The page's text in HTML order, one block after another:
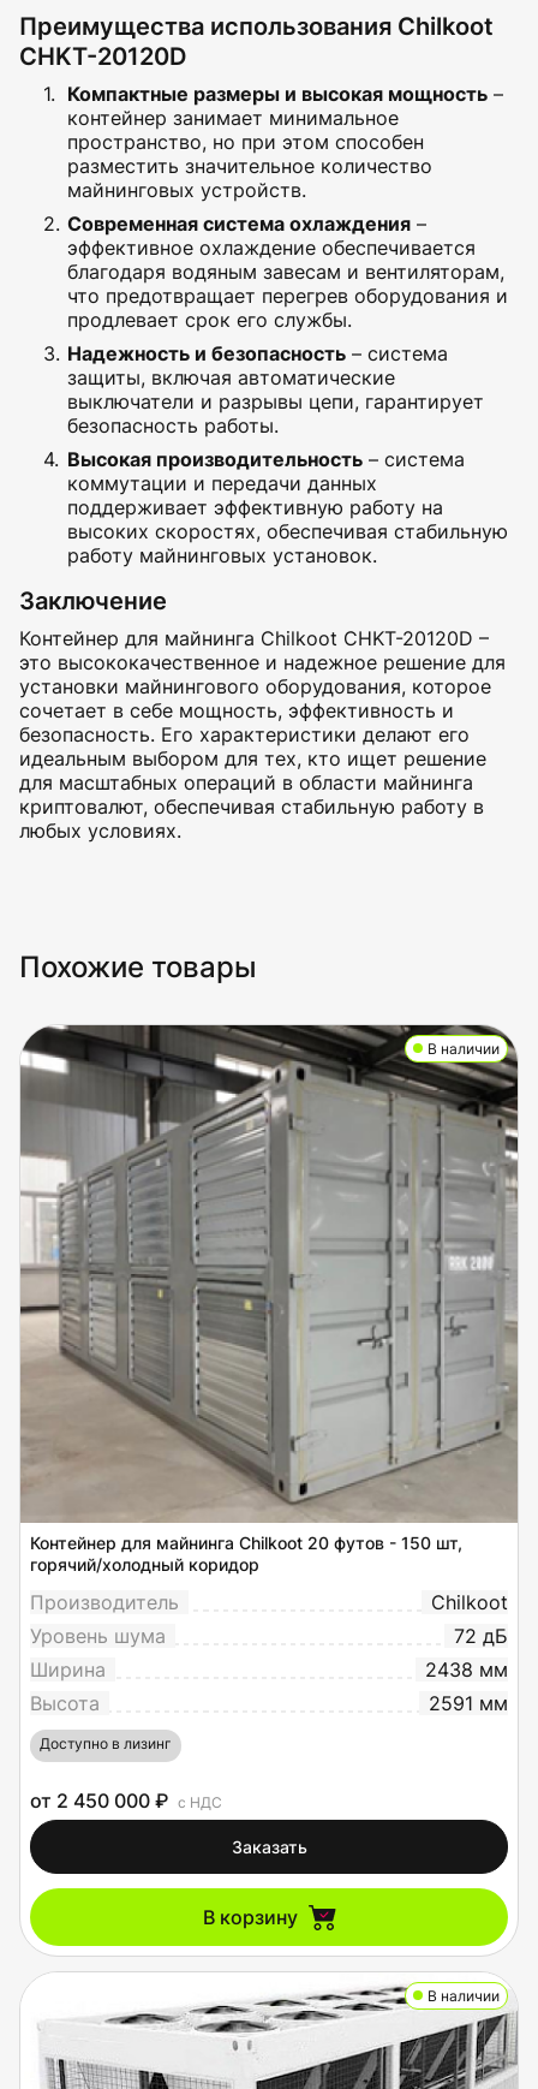
Преимущества использования Chilkoot
CHKT-20120D
Компактные размеры и высокая мощность –
контейнер занимает минимальное
пространство, но при этом способен
разместить значительное количество
майнинговых устройств.
Современная система охлаждения –
эффективное охлаждение обеспечивается
благодаря водяным завесам и вентиляторам,
что предотвращает перегрев оборудования и
продлевает срок его службы.
Надежность и безопасность – система
защиты, включая автоматические
выключатели и разрывы цепи, гарантирует
безопасность работы.
Высокая производительность – система
коммутации и передачи данных
поддерживает эффективную работу на
высоких скоростях, обеспечивая стабильную
работу майнинговых установок.
Заключение
Контейнер для майнинга Chilkoot CHKT-20120D –
это высококачественное и надежное решение для
установки майнингового оборудования, которое
сочетает в себе мощность, эффективность и
безопасность. Его характеристики делают его
идеальным выбором для тех, кто ищет решение
для масштабных операций в области майнинга
криптовалют, обеспечивая стабильную работу в
любых условиях.
Похожие товары
В наличии
Контейнер для майнинга Chilkoot 20 футов - 150 шт,
горячий/холодный коридор
Производитель
Chilkoot
Уровень шума
72 дБ
Ширина
2438 мм
Высота
2591 мм
Доступно в лизинг
от 2 450 000 ₽ с НДС
Заказать
В корзину
В наличии